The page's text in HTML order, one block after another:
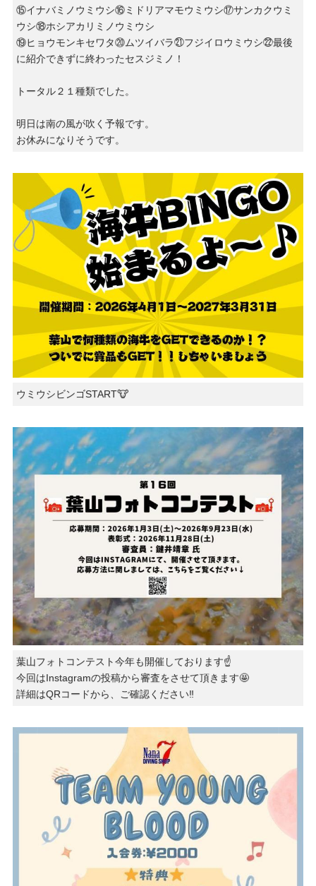
⑮イナバミノウミウシ⑯ミドリアマモウミウシ⑰サンカクウミ
ウシ⑱ホシアカリミノウミウシ
⑲ヒョウモンキセワタ⑳ムツイバラ㉑フジイロウミウシ㉒最後
に紹介できずに終わったセスジミノ！
トータル２１種類でした。
明日は南の風が吹く予報です。
お休みになりそうです。
ウミウシビンゴSTART🐮
葉山フォトコンテスト今年も開催しております☝️
今回はInstagramの投稿から審査をさせて頂きます🤩
詳細はQRコードから、ご確認ください‼️